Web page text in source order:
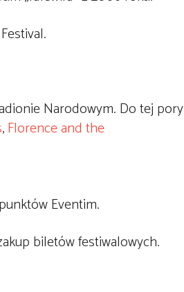
Narodowym. Do tej pory
,Florence and the
Eventim.
biletów festiwalowych.